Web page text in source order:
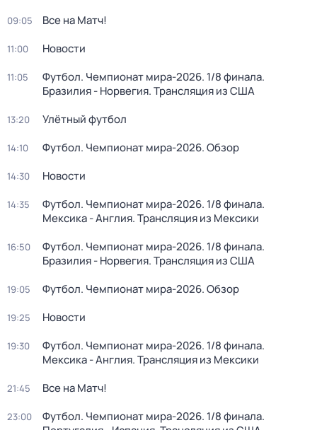
09:05 Все на Матч!
11:00 Новости
11:05
Футбол. Чемпионат мира-2026. 1/8 финала.
Бразилия - Норвегия. Трансляция из США
13:20 Улётный футбол
14:10 Футбол. Чемпионат мира-2026. Обзор
14:30 Новости
14:35
Футбол. Чемпионат мира-2026. 1/8 финала.
Мексика - Англия. Трансляция из Мексики
16:50
Футбол. Чемпионат мира-2026. 1/8 финала.
Бразилия - Норвегия. Трансляция из США
19:05 Футбол. Чемпионат мира-2026. Обзор
19:25 Новости
19:30
Футбол. Чемпионат мира-2026. 1/8 финала.
Мексика - Англия. Трансляция из Мексики
21:45 Все на Матч!
23:00
Футбол. Чемпионат мира-2026. 1/8 финала.